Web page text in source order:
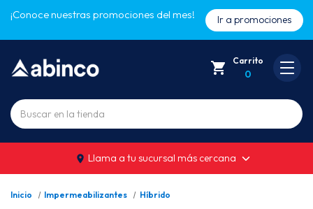
¡Conoce nuestras promociones del mes! Ir a promociones
Buscar
Carrito
0
Llama a tu sucursal más cercana
Inicio Impermeabilizantes Híbrido